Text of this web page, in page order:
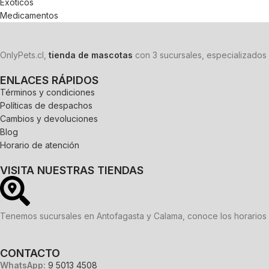
Exoticos
Medicamentos
OnlyPets.cl, tienda de mascotas con 3 sucursales,
ENLACES RÁPIDOS
Términos y condiciones
Políticas de despachos
Cambios y devoluciones
Blog
Horario de atención
VISITA NUESTRAS TIENDAS
Tenemos sucursales en Antofagasta y Calama, conoce los
CONTACTO
WhatsApp: 9 5013 4508